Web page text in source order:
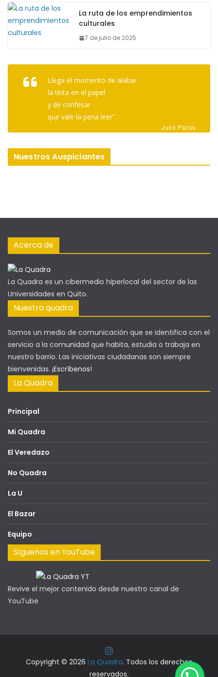
La ruta de los emprendimientos
culturales
7 de julio de 2025
Llega el momento de alabar
la tinta en el papel
y de confesar
que vale la pena leer".
Julio Pazos
Nuestros Auspiciantes
Acerca de
La Quadra es un cibermedio hiperlocal del sector de las
Universidades en Quito.
Nuestra quadra
Somos un medio de comunicación que se identifica con el
servicio a la comunidad que habita, estudia o trabaja en
nuestro barrio. Las iniciativas ciudadanas son siempre
bienvenidas. ¡Escríbenos!
La Quadra
Principal
Mi Quadra
El Veredazo
No Quadra
La U
El Bazar
Equipo
Síguenos en YouTube
Revive el mejor contenido desde nuestro canal de
YouTube
Copyright © 2026 La Quadra. Todos los derechos
reservados.